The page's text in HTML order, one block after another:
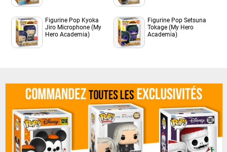
Figurine Pop Kyoka
Jiro Microphone (My
Hero Academia)
Figurine Pop Setsuna
Tokage (My Hero
Academia)